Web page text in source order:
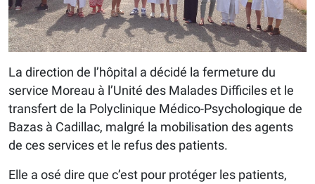
La direction de l’hôpital a décidé la fermeture du
service Moreau à l’Unité des Malades Difficiles et le
transfert de la Polyclinique Médico-Psychologique de
Bazas à Cadillac, malgré la mobilisation des agents
de ces services et le refus des patients.
Elle a osé dire que c’est pour protéger les patients,